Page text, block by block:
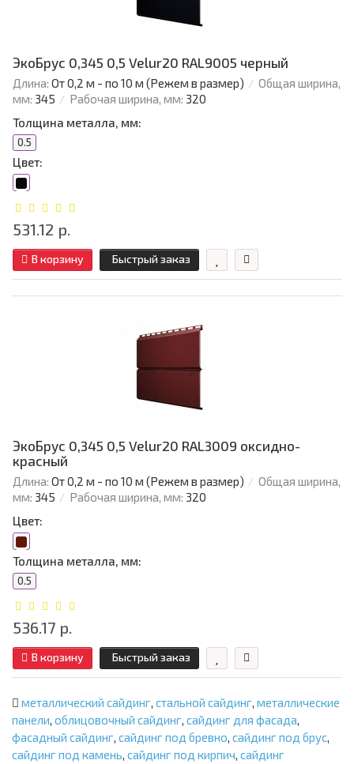
ЭкоБрус 0,345 0,5 Velur20 RAL9005 черный
Длина: От 0,2 м - по 10 м (Режем в размер)
Общая ширина,
мм: 345 Рабочая ширина, мм: 320
Толщина металла, мм:
0.5
Цвет:
531.12 р.
В корзину Быстрый заказ
ЭкоБрус 0,345 0,5 Velur20 RAL3009 оксидно-
красный
Длина: От 0,2 м - по 10 м (Режем в размер)
Общая ширина,
мм: 345 Рабочая ширина, мм: 320
Цвет:
Толщина металла, мм:
0.5
536.17 р.
В корзину Быстрый заказ
металлический сайдинг, стальной сайдинг, металлические
панели, облицовочный сайдинг, сайдинг для фасада,
фасадный сайдинг, сайдинг под бревно, сайдинг под брус,
сайдинг под камень, сайдинг под кирпич, сайдинг